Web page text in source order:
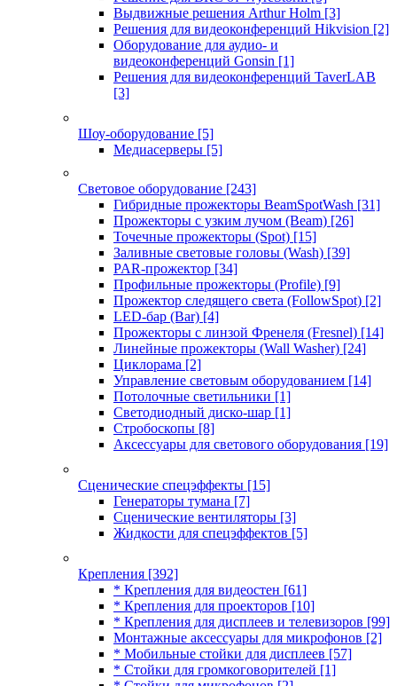
Выдвижные решения Arthur Holm [3]
Решения для видеоконференций Hikvision [2]
Оборудование для аудио- и
видеоконференций Gonsin [1]
Решения для видеоконференций TaverLAB
[3]
Шоу-оборудование [5]
Медиасерверы [5]
Световое оборудование [243]
Гибридные прожекторы BeamSpotWash [31]
Прожекторы с узким лучом (Beam) [26]
Точечные прожекторы (Spot) [15]
Заливные световые головы (Wash) [39]
PAR-прожектор [34]
Профильные прожекторы (Profile) [9]
Прожектор следящего света (FollowSpot) [2]
LED-бар (Bar) [4]
Прожекторы с линзой Френеля (Fresnel) [14]
Линейные прожекторы (Wall Washer) [24]
Циклорама [2]
Управление световым оборудованием [14]
Потолочные светильники [1]
Светодиодный диско-шар [1]
Стробоскопы [8]
Аксессуары для светового оборудования [19]
Сценические спецэффекты [15]
Генераторы тумана [7]
Сценические вентиляторы [3]
Жидкости для спецэффектов [5]
Крепления [392]
* Крепления для видеостен [61]
* Крепления для проекторов [10]
* Крепления для дисплеев и телевизоров [99]
Монтажные аксессуары для микрофонов [2]
* Мобильные стойки для дисплеев [57]
* Стойки для громкоговорителей [1]